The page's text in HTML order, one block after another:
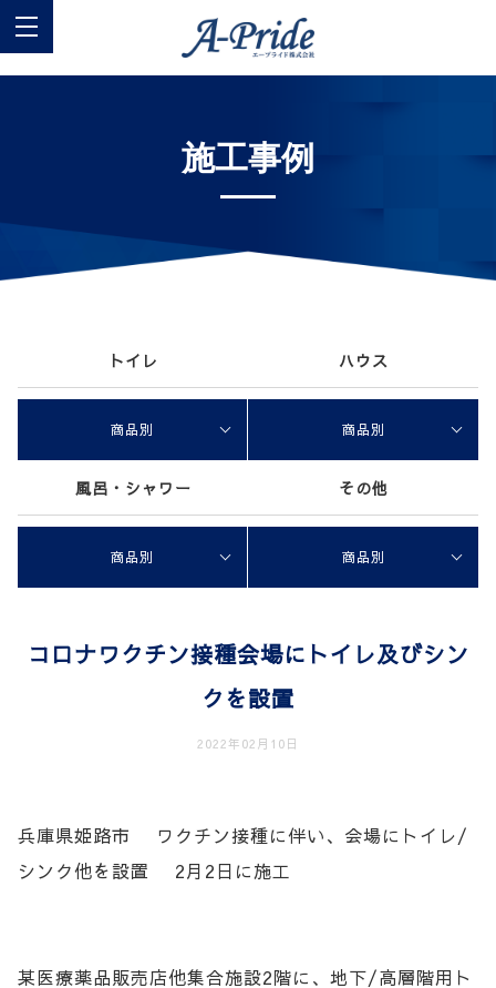
施工事例
トイレ ハウス
商品別 商品別
風呂・シャワー その他
商品別 商品別
コロナワクチン接種会場にトイレ及びシン
クを設置
2022年02月10日
兵庫県姫路市 ワクチン接種に伴い、会場にトイレ/
シンク他を設置 2月2日に施工
某医療薬品販売店他集合施設2階に、地下/高層階用ト